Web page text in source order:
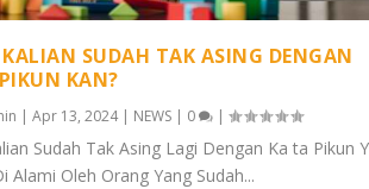
SUDAH TAK ASING DENGAN
KAN?
|Apr 13, 2024| NEWS | 0 |
Sudah Tak Asing Lagi Dengan Ka ta Pikun
Alami Oleh Orang Yang Sudah...